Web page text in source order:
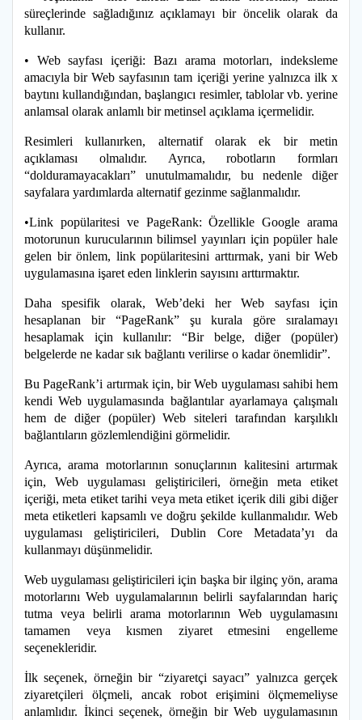
süreçlerinde sağladığınız açıklamayı bir öncelik olarak da
kullanır.
• Web sayfası içeriği: Bazı arama motorları, indeksleme
amacıyla bir Web sayfasının tam içeriği yerine yalnızca ilk x
baytını kullandığından, başlangıcı resimler, tablolar vb. yerine
anlamsal olarak anlamlı bir metinsel açıklama içermelidir.
Resimleri kullanırken, alternatif olarak ek bir metin
açıklaması olmalıdır. Ayrıca, robotların formları
“dolduramayacakları” unutulmamalıdır, bu nedenle diğer
sayfalara yardımlarda alternatif gezinme sağlanmalıdır.
•Link popülaritesi ve PageRank: Özellikle Google arama
motorunun kurucularının bilimsel yayınları için popüler hale
gelen bir önlem, link popülaritesini arttırmak, yani bir Web
uygulamasına işaret eden linklerin sayısını arttırmaktır.
Daha spesifik olarak, Web’deki her Web sayfası için
hesaplanan bir “PageRank” şu kurala göre sıralamayı
hesaplamak için kullanılır: “Bir belge, diğer (popüler)
belgelerde ne kadar sık bağlantı verilirse o kadar önemlidir”.
Bu PageRank’i artırmak için, bir Web uygulaması sahibi hem
kendi Web uygulamasında bağlantılar ayarlamaya çalışmalı
hem de diğer (popüler) Web siteleri tarafından karşılıklı
bağlantıların gözlemlendiğini görmelidir.
Ayrıca, arama motorlarının sonuçlarının kalitesini artırmak
için, Web uygulaması geliştiricileri, örneğin meta etiket
içeriği, meta etiket tarihi veya meta etiket içerik dili gibi diğer
meta etiketleri kapsamlı ve doğru şekilde kullanmalıdır. Web
uygulaması geliştiricileri, Dublin Core Metadata’yı da
kullanmayı düşünmelidir.
Web uygulaması geliştiricileri için başka bir ilginç yön, arama
motorlarını Web uygulamalarının belirli sayfalarından hariç
tutma veya belirli arama motorlarının Web uygulamasını
tamamen veya kısmen ziyaret etmesini engelleme
seçenekleridir.
İlk seçenek, örneğin bir “ziyaretçi sayacı” yalnızca gerçek
ziyaretçileri ölçmeli, ancak robot erişimini ölçmemeliyse
anlamlıdır. İkinci seçenek, örneğin bir Web uygulamasının